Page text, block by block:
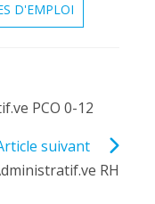
D'EMPLOI
PCO 0-12
suivant
RH